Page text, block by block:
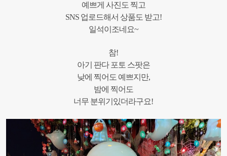
예쁘게 사진도 찍고
SNS 업로드해서 상품도 받고!
일석이조네요~
참!
아기 판다 포토 스팟은
낮에 찍어도 예쁘지만,
밤에 찍어도
너무 분위기있더라구요!